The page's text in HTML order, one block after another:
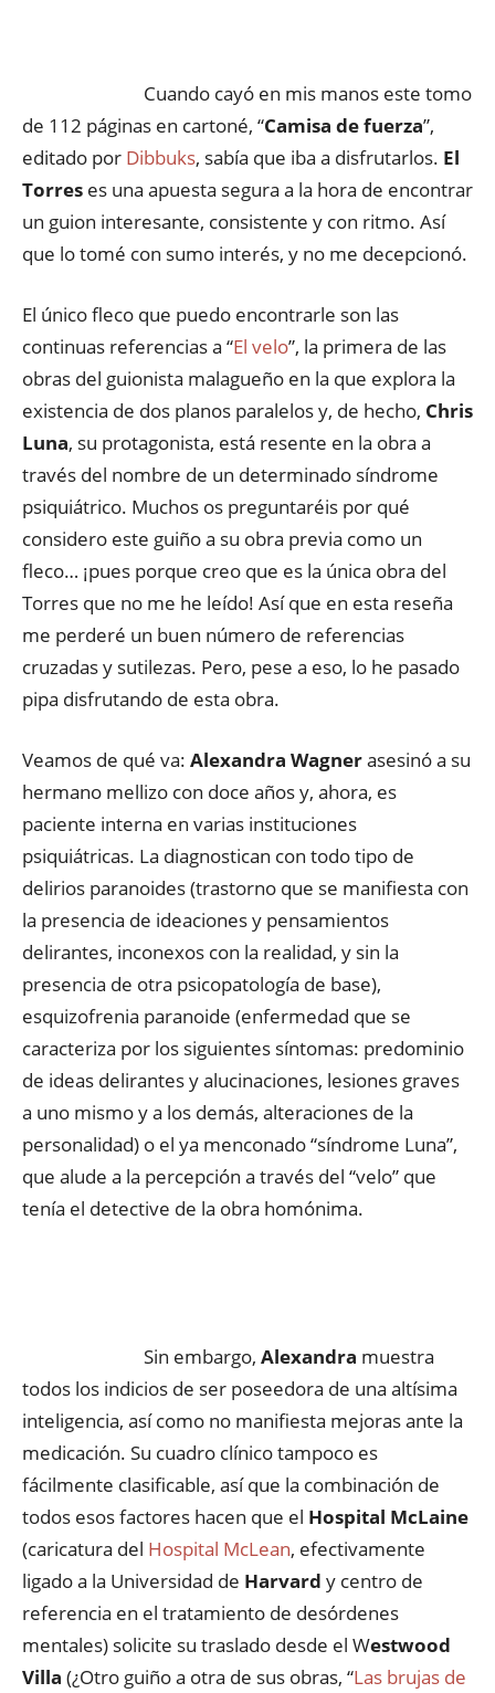
Cuando cayó en mis manos este tomo
de 112 páginas en cartoné, “Camisa de fuerza”,
editado por Dibbuks, sabía que iba a disfrutarlos. El
Torres es una apuesta segura a la hora de encontrar
un guion interesante, consistente y con ritmo. Así
que lo tomé con sumo interés, y no me decepcionó.
El único fleco que puedo encontrarle son las
continuas referencias a “El velo”, la primera de las
obras del guionista malagueño en la que explora la
existencia de dos planos paralelos y, de hecho, Chris
Luna, su protagonista, está resente en la obra a
través del nombre de un determinado síndrome
psiquiátrico. Muchos os preguntaréis por qué
considero este guiño a su obra previa como un
fleco… ¡pues porque creo que es la única obra del
Torres que no me he leído! Así que en esta reseña
me perderé un buen número de referencias
cruzadas y sutilezas. Pero, pese a eso, lo he pasado
pipa disfrutando de esta obra.
Veamos de qué va: Alexandra Wagnerasesinó a su
hermano mellizo con doce años y, ahora, es
paciente interna en varias instituciones
psiquiátricas. La diagnostican con todo tipo de
delirios paranoides (trastorno que se manifiesta con
la presencia de ideaciones y pensamientos
delirantes, inconexos con la realidad, y sin la
presencia de otra psicopatología de base),
esquizofrenia paranoide (enfermedad que se
caracteriza por los siguientes síntomas: predominio
de ideas delirantes y alucinaciones, lesiones graves
a uno mismo y a los demás, alteraciones de la
personalidad) o el ya menconado “síndrome Luna”,
que alude a la percepción a través del “velo” que
tenía el detective de la obra homónima.
Sin embargo, Alexandra muestra
todos los indicios de ser poseedora de una altísima
inteligencia, así como no manifiesta mejoras ante la
medicación. Su cuadro clínico tampoco es
fácilmente clasificable, así que la combinación de
todos esos factores hacen que el Hospital McLaine
(caricatura del Hospital McLean, efectivamente
ligado a la Universidad de Harvard y centro de
referencia en el tratamiento de desórdenes
mentales) solicite su traslado desde el Westwood
Villa (¿Otro guiño a otra de sus obras, “Las brujas de